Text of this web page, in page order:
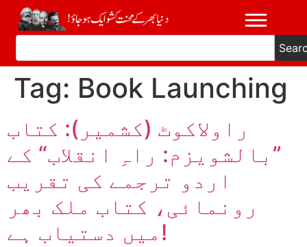
Tag: Book Launching
راولاکوٹ (کشمیر): کتاب
”بالشویزم: راہِ انقلاب“ کے
اردو ترجمے کی تقریب
رونمائی، کتاب ملک بھر
میں دستیاب ہے!